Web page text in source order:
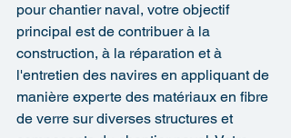
pour chantier naval, votre objectif
principal est de contribuer à la
construction, à la réparation et à
l'entretien des navires en appliquant de
manière experte des matériaux en fibre
de verre sur diverses structures et